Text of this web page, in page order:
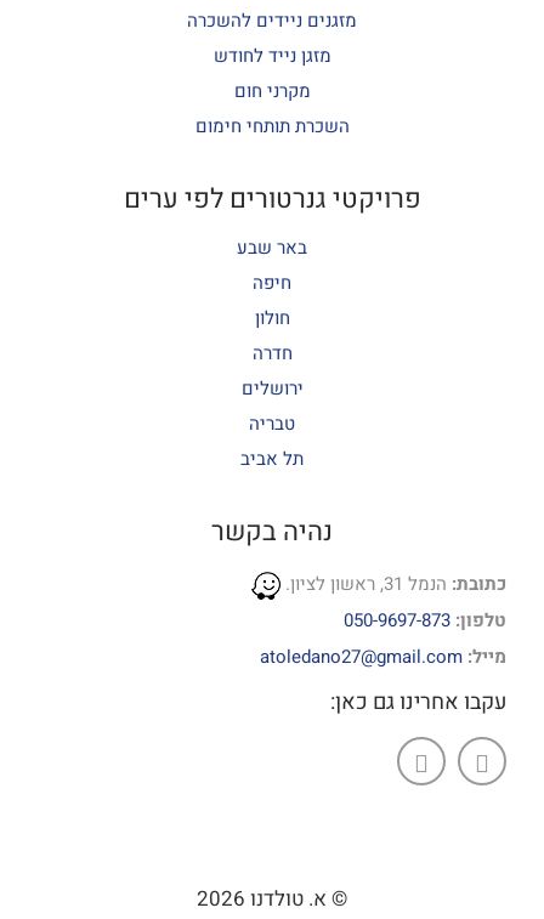
מזגנים ניידים להשכרה
מזגן נייד לחודש
מקרני חום
השכרת תותחי חימום
פרויקטי גנרטורים לפי ערים
באר שבע
חיפה
חולון
חדרה
ירושלים
טבריה
תל אביב
נהיה בקשר
כתובת: הנמל 31, ראשון לציון.
טלפון: 050-9697-873
מייל: atoledano27@gmail.com
עקבו אחרינו גם כאן:
© א. טולדנו 2026